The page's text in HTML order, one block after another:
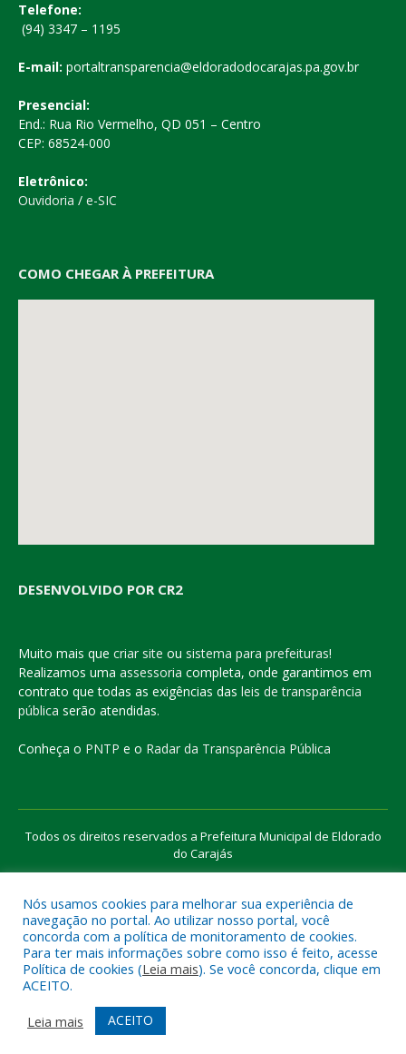
Telefone:
(94) 3347 – 1195
E-mail: portaltransparencia@eldoradodocarajas.pa.gov.br
Presencial:
End.: Rua Rio Vermelho, QD 051 – Centro
CEP: 68524-000
Eletrônico:
Ouvidoria / e-SIC
COMO CHEGAR À PREFEITURA
DESENVOLVIDO POR CR2
Muito mais que criar site ou sistema para prefeituras!
Realizamos uma assessoria completa, onde garantimos em
contrato que todas as exigências das leis de transparência
pública serão atendidas.
Conheça o PNTP e o Radar da Transparência Pública
Todos os direitos reservados a Prefeitura Municipal de Eldorado
do Carajás
Mapa do Site
Acessar Área Administrativa
Acessar o Webmail
Nós usamos cookies para melhorar sua experiência de
navegação no portal. Ao utilizar nosso portal, você
concorda com a política de monitoramento de cookies.
Para ter mais informações sobre como isso é feito, acesse
Política de cookies (Leia mais). Se você concorda, clique em
ACEITO.
Leia mais
ACEITO